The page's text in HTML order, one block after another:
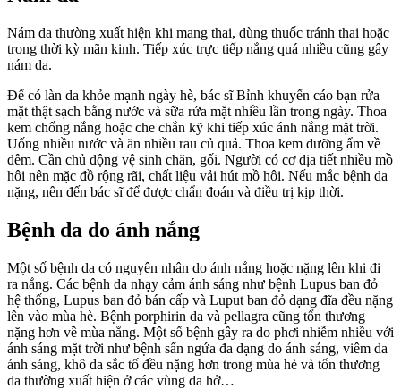
Nám da thường xuất hiện khi mang thai, dùng thuốc tránh thai hoặc
trong thời kỳ mãn kinh. Tiếp xúc trực tiếp nắng quá nhiều cũng gây
nám da.
Để có làn da khỏe mạnh ngày hè, bác sĩ Bỉnh khuyến cáo bạn rửa
mặt thật sạch bằng nước và sữa rửa mặt nhiều lần trong ngày. Thoa
kem chống nắng hoặc che chắn kỹ khi tiếp xúc ánh nắng mặt trời.
Uống nhiều nước và ăn nhiều rau củ quả. Thoa kem dưỡng ẩm về
đêm. Cần chủ động vệ sinh chăn, gối. Người có cơ địa tiết nhiều mồ
hôi nên mặc đồ rộng rãi, chất liệu vải hút mồ hôi. Nếu mắc bệnh da
nặng, nên đến bác sĩ để được chẩn đoán và điều trị kịp thời.
Bệnh da do ánh nắng
Một số bệnh da có nguyên nhân do ánh nắng hoặc nặng lên khi đi
ra nắng. Các bệnh da nhạy cảm ánh sáng như bệnh Lupus ban đỏ
hệ thống, Lupus ban đỏ bán cấp và Luput ban đỏ dạng đĩa đều nặng
lên vào mùa hè. Bệnh porphirin da và pellagra cũng tổn thương
nặng hơn về mùa nắng. Một số bệnh gây ra do phơi nhiễm nhiều với
ánh sáng mặt trời như bệnh sẩn ngứa đa dạng do ánh sáng, viêm da
ánh sáng, khô da sắc tố đều nặng hơn trong mùa hè và tổn thương
da thường xuất hiện ở các vùng da hở…